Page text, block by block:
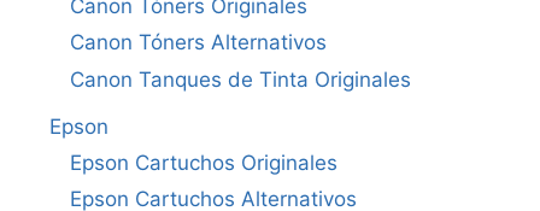
Canon Tóners Originales
Canon Tóners Alternativos
Canon Tanques de Tinta Originales
Epson
Epson Cartuchos Originales
Epson Cartuchos Alternativos